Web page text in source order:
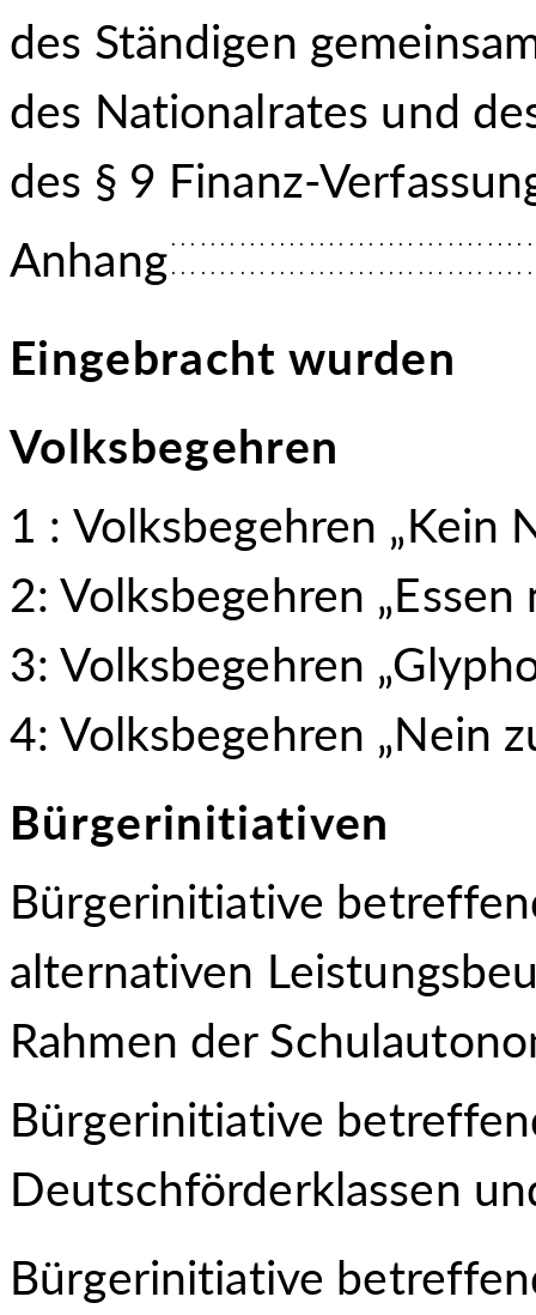
des Ständigen
des Nationalrates und
des § 9 Finanz-Ver
Anhang
Eingebracht wurden
Volksbegehren
1 : Volksbegehren „Kein
2: Volksbegehren
3: Volksbegehren
4: Volksbegehren „Nein
Bürgerinitiativen
Bürgerinitiative
alternativen Leistungs
Rahmen der
Bürgerinitiative
Deutschförderklassen
Bürgerinitiative